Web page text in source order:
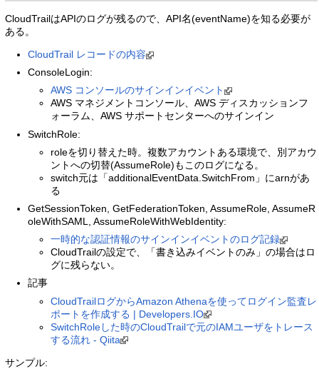
CloudTrailはAPIのログが残るので、API名(eventName)を知る必要が
ある。
CloudTrail レコードの内容
ConsoleLogin:
AWS コンソールのサインインイベント
AWS マネジメントコンソール、AWS ディスカッションフ
ォーラム、AWS サポートセンターへのサインイン
SwitchRole:
roleを切り替えた時。複数アカウントある環境で、別アカウ
ントへの切替(AssumeRole)もこのログになる。
switch元は「additionalEventData.SwitchFrom」にarnがあ
る
GetSessionToken, GetFederationToken, AssumeRole, AssumeR
oleWithSAML, AssumeRoleWithWebIdentity:
一時的な認証情報のサインインイベントのログ記録
CloudTrailの設定で、「書き込みイベントのみ」の場合はロ
グに残らない。
記事
CloudTrailログからAmazon Athenaを使ってログイン監査レ
ポートを作成する | Developers.IO
SwitchRoleした時のCloudTrailで元のIAMユーザをトレース
する流れ - Qiita
サンプル: